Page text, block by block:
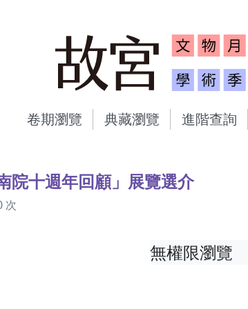
故宮文物月刊
卷期瀏覽 典藏瀏覽 進階查詢
院十週年回顧」展覽選介
次
無權限瀏覽